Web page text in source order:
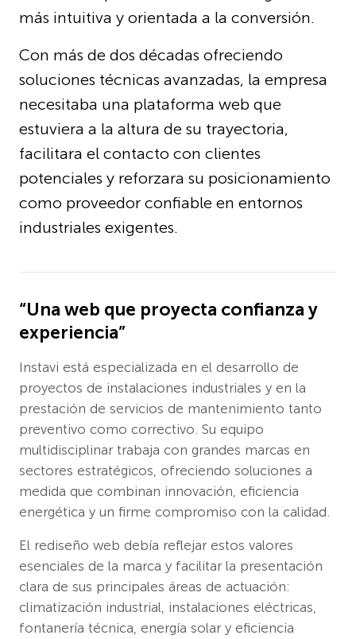
más intuitiva y orientada a la conversión.
Con más de dos décadas ofreciendo
soluciones técnicas avanzadas, la empresa
necesitaba una plataforma web que
estuviera a la altura de su trayectoria,
facilitara el contacto con clientes
potenciales y reforzara su posicionamiento
como proveedor confiable en entornos
industriales exigentes.
“Una web que proyecta confianza y
experiencia”
Instavi está especializada en el desarrollo de
proyectos de instalaciones industriales y en la
prestación de servicios de mantenimiento tanto
preventivo como correctivo. Su equipo
multidisciplinar trabaja con grandes marcas en
sectores estratégicos, ofreciendo soluciones a
medida que combinan innovación, eficiencia
energética y un firme compromiso con la calidad.
El rediseño web debía reflejar estos valores
esenciales de la marca y facilitar la presentación
clara de sus principales áreas de actuación:
climatización industrial, instalaciones eléctricas,
fontanería técnica, energía solar y eficiencia